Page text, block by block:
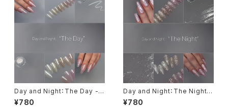
Day and Night：The Day -
Clear Veil Powder
¥780
Day and Night：The Night -
Jewel Glitter Flake
¥780